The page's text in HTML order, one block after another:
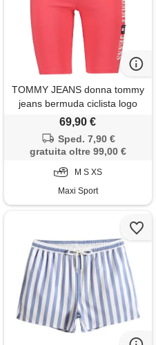
TOMMY JEANS donna tommy
jeans bermuda ciclista logo
donna
69,90 €
Sped. 7,90 €
gratuita oltre 99,00 €
M S XS
Maxi Sport